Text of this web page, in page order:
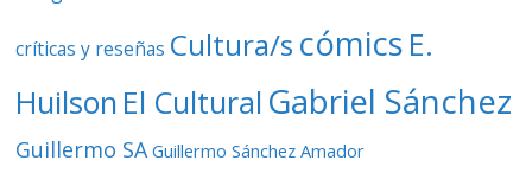
críticas y reseñas Cultura/s cómics E.
Huilson El Cultural Gabriel Sánchez
Guillermo SA Guillermo Sánchez Amador